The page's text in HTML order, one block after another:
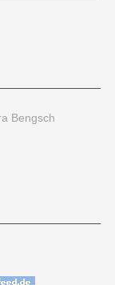
Bengsch